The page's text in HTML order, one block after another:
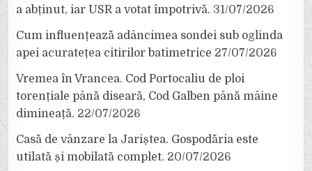
a abținut, iar USR a votat împotrivă. 31/07/2026
Cum influențează adâncimea sondei sub oglinda
apei acuratețea citirilor batimetrice 27/07/2026
Vremea în Vrancea. Cod Portocaliu de ploi
torențiale până diseară, Cod Galben până mâine
dimineață. 22/07/2026
Casă de vânzare la Jariștea. Gospodăria este
utilată și mobilată complet. 20/07/2026